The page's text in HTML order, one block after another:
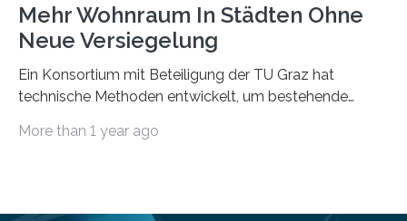
Mehr Wohnraum In Städten Ohne
Neue Versiegelung
Ein Konsortium mit Beteiligung der TU Graz hat
technische Methoden entwickelt, um bestehende
Holzkonstruktionen auf nachhaltige Weise
More than 1 year ago